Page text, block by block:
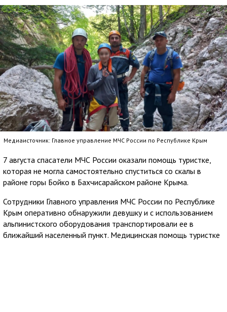
Медиаисточник: Главное управление МЧС России по Республике Крым
7 августа спасатели МЧС России оказали помощь туристке,
которая не могла самостоятельно спуститься со скалы в
районе горы Бойко в Бахчисарайском районе Крыма.
Сотрудники Главного управления МЧС России по Республике
Крым оперативно обнаружили девушку и с использованием
альпинистского оборудования транспортировали ее в
ближайший населенный пункт. Медицинская помощь туристке